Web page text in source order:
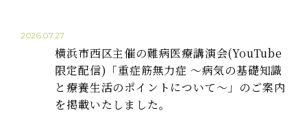
2026.07.27
横浜市西区主催の難病医療講演会(YouTube
限定配信)「重症筋無力症 ～病気の基礎知識
と療養生活のポイントについて～」のご案内
を掲載いたしました。